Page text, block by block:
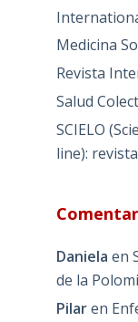
Medicina
Revista
Salud
SCIELO
line):
Daniela en
de la
Pilaren